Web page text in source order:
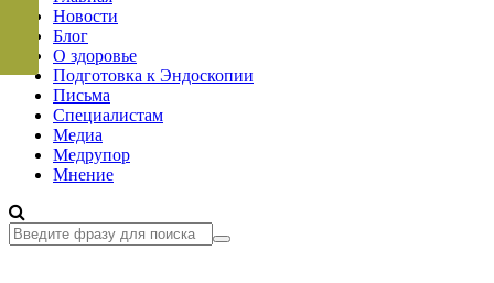
Новости
Блог
О здоровье
Подготовка к Эндоскопии
Письма
Специалистам
Медиа
Медрупор
Мнение